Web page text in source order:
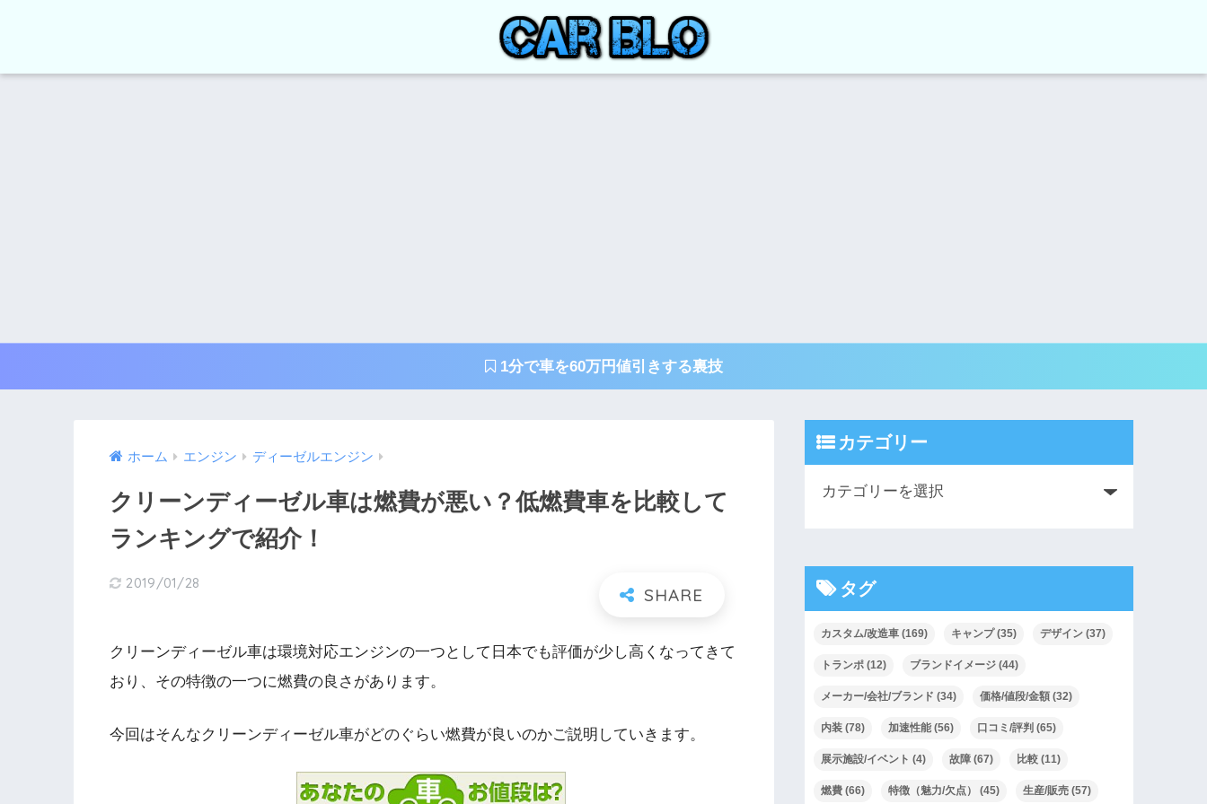
1分で車を60万円値引きする裏技
ホーム エンジン ディーゼルエンジン
クリーンディーゼル車は燃費が悪い？低燃費車を比較して
ランキングで紹介！
2019/01/28
クリーンディーゼル車は環境対応エンジンの一つとして日本でも評価が少し高くなってきて
おり、その特徴の一つに燃費の良さがあります。
今回はそんなクリーンディーゼル車がどのぐらい燃費が良いのかご説明していきます。
カテゴリー
タグ
カスタム/改造車 (169) キャンプ(35) デザイン (37)
トランポ (12) ブランドイメージ (44)
メーカー/会社/ブランド (34) 価格/値段/金額 (32)
内装 (78) 加速性能 (56) 口コミ/評判 (65)
展示施設/イベント (4) 故障 (67) 比較 (11)
燃費 (66) 特徴（魅力/欠点） (45) 生産/販売 (57)